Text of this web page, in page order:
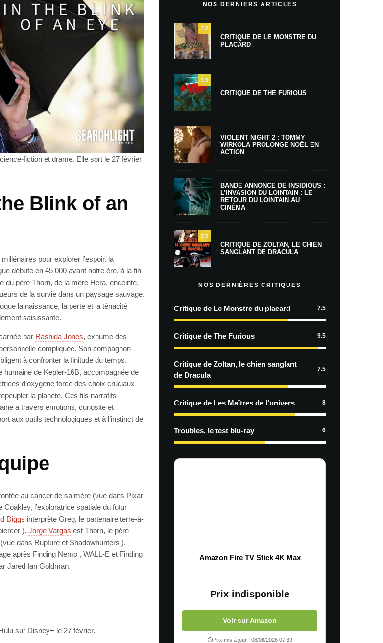
fiction et drame. Elle sort le 27 février
Blink of an
pour explorer l’espoir, la
débute en 45 000 avant notre ère, à la fin
du père Thorn, de la mère Hera, enceinte,
de la survie dans un paysage sauvage.
la naissance, la perte et la ténacité
saisissante.
par Rashida Jones, exhume des
compliquée. Son compagnon
à confronter la finitude du temps.
de Kepler-16B, accompagnée de
d’oxygène force des choix cruciaux
la planète. Ces fils narratifs
à travers émotions, curiosité et
aux outils technologiques et à l’instinct de
au cancer de sa mère (vue dans Pixar
Coakley, l’exploratrice spatiale du futur
Diggs interprète Greg, le partenaire terre-à-
). Jorge Vargas est Thorn, le père
dans Rupture et Shadowhunters ).
après Finding Nemo , WALL-E et Finding
Jared Ian Goldman.
sur Disney+ le 27 février.
NOS DERNIERS ARTICLES
7.5
CRITIQUE DE LE MONSTRE DU
PLACARD
9.5
CRITIQUE DE THE FURIOUS
VIOLENT NIGHT 2 : TOMMY
WIRKOLA PROLONGE NOËL EN
ACTION
BANDE ANNONCE DE INSIDIOUS :
L’INVASION DU LOINTAIN : LE
RETOUR DU LOINTAIN AU
CINÉMA
7.5
CRITIQUE DE ZOLTAN, LE CHIEN
SANGLANT DE DRACULA
NOS DERNIÈRES CRITIQUES
Critique de Le Monstre du placard 7.5
Critique de The Furious 9.5
Critique de Zoltan, le chien sanglant
de Dracula
7.5
Critique de Les Maîtres de l’univers 8
Troubles, le test blu-ray 6
Amazon Fire TV Stick 4K Max
Prix indisponible
Voir sur Amazon
Prix mis à jour : 08/08/2026 07:39